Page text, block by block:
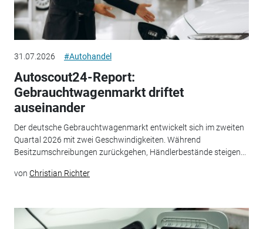
31.07.2026 #Autohandel
Autoscout24-Report:
Gebrauchtwagenmarkt driftet
auseinander
Der deutsche Gebrauchtwagenmarkt entwickelt sich im zweiten
Quartal 2026 mit zwei Geschwindigkeiten. Während
Besitzumschreibungen zurückgehen, Händlerbestände steigen...
von Christian Richter